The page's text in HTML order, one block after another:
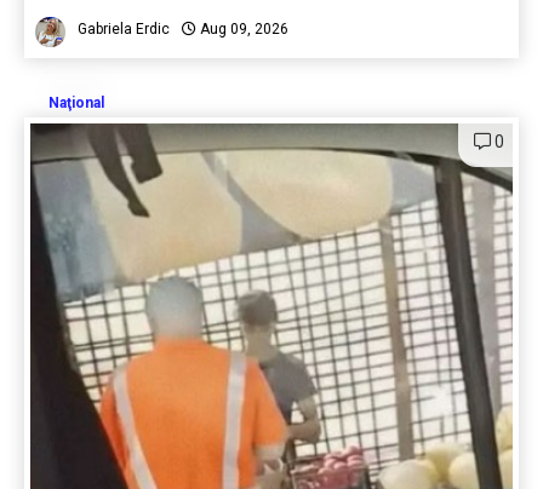
Gabriela Erdic Aug 09, 2026
Naţional
0